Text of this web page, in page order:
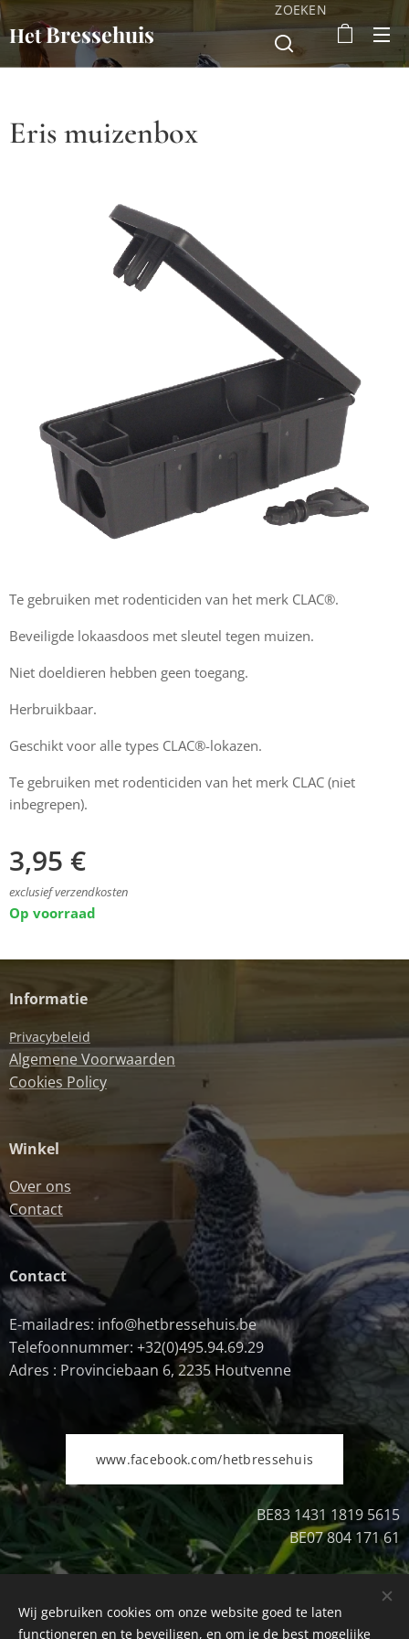
HetBressehuis
ZOEKEN
Eris muizenbox
Te gebruiken met rodenticiden van het merk CLAC®.
Beveiligde lokaasdoos met sleutel tegen muizen.
Niet doeldieren hebben geen toegang.
Herbruikbaar.
Geschikt voor alle types CLAC®-lokazen.
Te gebruiken met rodenticiden van het merk CLAC (niet
inbegrepen).
3,95 €
exclusief verzendkosten
Op voorraad
Informatie
Privacybeleid
Algemene Voorwaarden
Cookies Policy
Winkel
Over ons
Contact
Contact
E-mailadres: info@hetbressehuis.be
Telefoonnummer: +32(0)495.94.69.29
Adres : Provinciebaan 6, 2235 Houtvenne
www.facebook.com/hetbressehuis
BE83 1431 1819 5615
BE07 804 171 61
Uitschrijven Cookies
Wij gebruiken cookies om onze website goed te laten
functioneren en te beveiligen, en om je de best mogelijke